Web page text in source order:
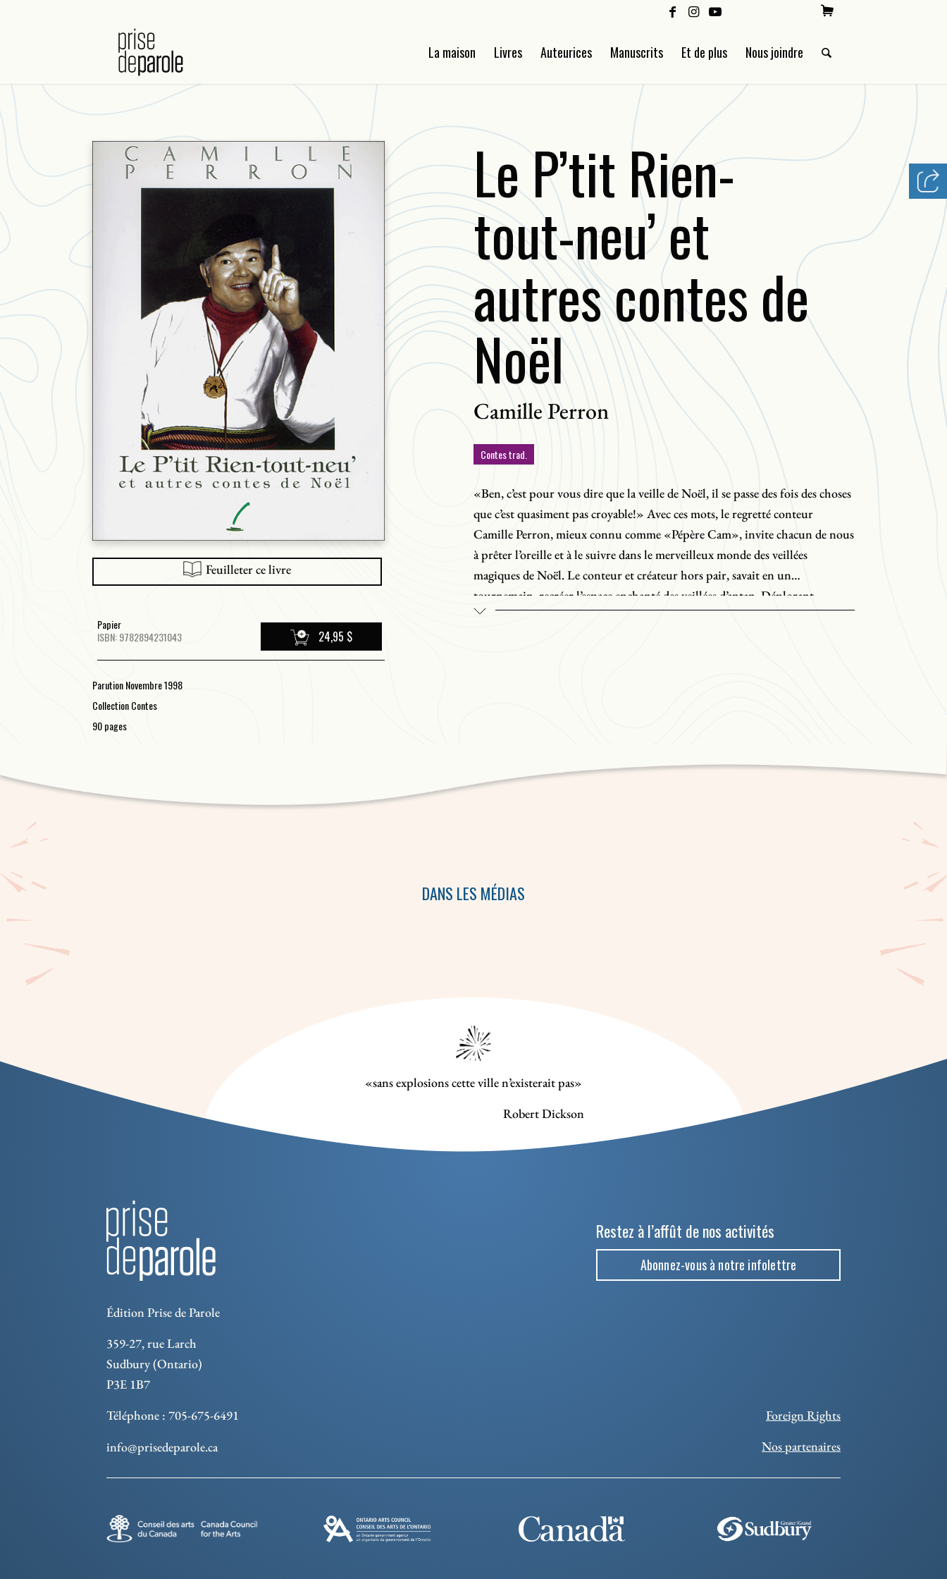
La maison Livres Auteurices Manuscrits Et de plus Nous joindre
Feuilleter ce livre
Papier
ISBN: 9782894231043
24,95 $
Parution Novembre 1998
Collection Contes
90 pages
Le P’tit Rien-
tout-neu’ et
autres contes de
Noël
Camille Perron
Contes trad.
«Ben, c’est pour vous dire que la veille de Noël, il se passe des fois des choses
que c’est quasiment pas croyable!» Avec ces mots, le regretté conteur
Camille Perron, mieux connu comme «Pépère Cam», invite chacun de nous
à prêter l’oreille et à le suivre dans le merveilleux monde des veillées
magiques de Noël. Le conteur et créateur hors pair, savait en un
tournemain, recréer l’espace enchanté des veillées d’antan. Déplorant
l’absence de contes pour agrémenter les veillées de Noël, il a écrit huit
DANS LES MÉDIAS
«sans explosions cette ville n’existerait pas»
Robert Dickson
Édition Prise de Parole
359-27, rue Larch
Sudbury (Ontario)
P3E 1B7
Téléphone : 705-675-6491
info@prisedeparole.ca
Restez à l’affût de nos activités
Abonnez-vous à notre infolettre
Foreign Rights
Nos partenaires